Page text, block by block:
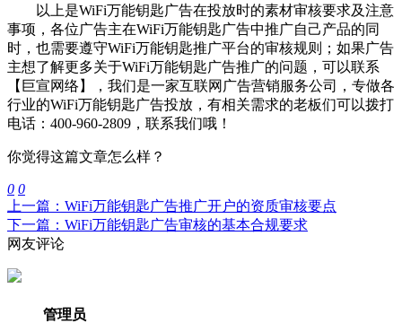
以上是WiFi万能钥匙广告在投放时的素材审核要求及注意
事项，各位广告主在WiFi万能钥匙广告中推广自己产品的同
时，也需要遵守WiFi万能钥匙推广平台的审核规则；如果广告
主想了解更多关于WiFi万能钥匙广告推广的问题，可以联系
【巨宣网络】，我们是一家互联网广告营销服务公司，专做各
行业的WiFi万能钥匙广告投放，有相关需求的老板们可以拨打
电话：400-960-2809，联系我们哦！
你觉得这篇文章怎么样？
0 0
上一篇：WiFi万能钥匙广告推广开户的资质审核要点
下一篇：WiFi万能钥匙广告审核的基本合规要求
网友评论
管理员